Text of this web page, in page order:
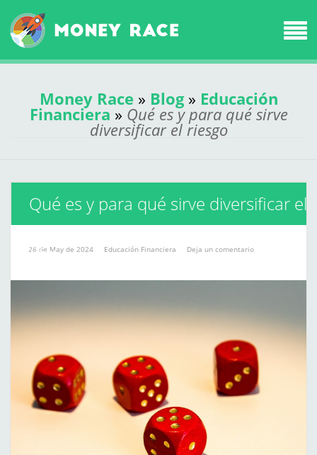
Money Race » Blog» Educación
Financiera » Qué es y para qué sirve
diversificar el riesgo
Qué es y para qué sirve diversificar el
riesgo
28 de May de 2024 Educación Financiera Deja un comentario